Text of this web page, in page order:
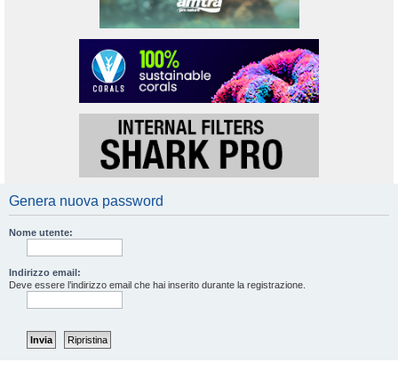
Genera nuova password
Nome utente:
Indirizzo email:
Deve essere l’indirizzo email che hai inserito durante la registrazione.